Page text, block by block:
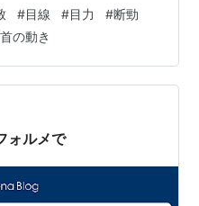
ば良かった。大会では断
滑らかな動きをする中に
居る事が求められる。そ
下動作と目線の協調一致
奥からほとばしる目力で
忘れ、次の動作…
#目線 #目力 #断勁
の動き
ォルメで